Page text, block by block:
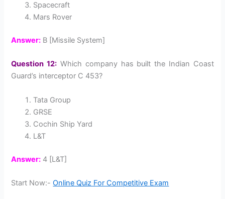
Spacecraft
Mars Rover
Answer: B [Missile System]
Question 12: Which company has built the Indian Coast
Guard’s interceptor C 453?
Tata Group
GRSE
Cochin Ship Yard
L&T
Answer: 4 [L&T]
Start Now:-Online Quiz For Competitive Exam